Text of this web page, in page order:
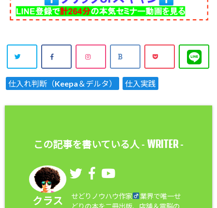
仕入れ判断（Keepa＆デルタ） 仕入実践
この記事を書いている人 - WRITER-
クラス せどりノウハウ作家
業界で唯一せ
どりの本を二冊出版、店舗＆電脳の